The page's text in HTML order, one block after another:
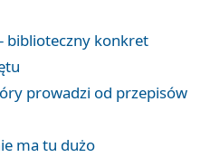
biblioteczny konkret
prowadzi od przepisów
ma tu dużo